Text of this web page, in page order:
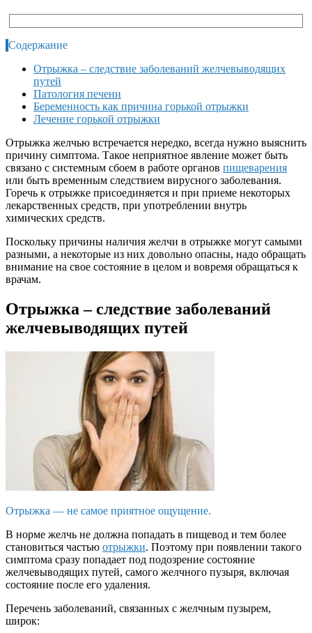
Содержание
Отрыжка – следствие заболеваний желчевыводящих
путей
Патология печени
Беременность как причина горькой отрыжки
Лечение горькой отрыжки
Отрыжка желчью встречается нередко, всегда нужно выяснить
причину симптома. Такое неприятное явление может быть
связано с системным сбоем в работе органов пищеварения
или быть временным следствием вирусного заболевания.
Горечь к отрыжке присоединяется и при приеме некоторых
лекарственных средств, при употреблении внутрь
химических средств.
Поскольку причины наличия желчи в отрыжке могут самыми
разными, а некоторые из них довольно опасны, надо обращать
внимание на свое состояние в целом и вовремя обращаться к
врачам.
Отрыжка – следствие заболеваний
желчевыводящих путей
Отрыжка — не самое приятное ощущение.
В норме желчь не должна попадать в пищевод и тем более
становиться частью отрыжки. Поэтому при появлении такого
симптома сразу попадает под подозрение состояние
желчевыводящих путей, самого желчного пузыря, включая
состояние после его удаления.
Перечень заболеваний, связанных с желчным пузырем,
широк: